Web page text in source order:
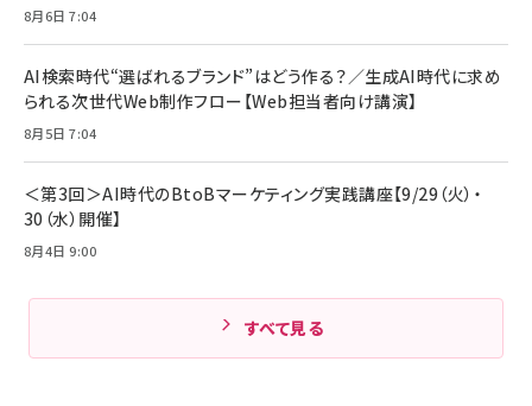
Amazonランキングをもっと見る
C ケーブル Anker絡まないケーブル 240W 結
束バンド付き USB PD対応 シリコン素材採用
iPhone 17 / 16 / 15 / Galaxy iPad Pro
MacBook Pro/Air 各種対応 (1.8m ミッドナ
￥1,890
8月6日 7:04
AI検索時代“選ばれるブランド”はどう作る？／生成AI時代に求め
られる次世代Web制作フロー【Web担当者向け講演】
8月5日 7:04
＜第3回＞AI時代のBtoBマーケティング実践講座【9/29（火）・
30（水）開催】
8月4日 9:00
すべて見る